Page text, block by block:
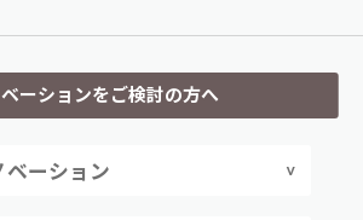
ーションをご検討の方へ
ベーション